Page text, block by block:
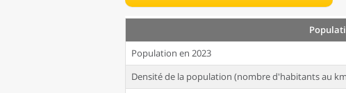
Population en 2023
Densité de la population (nombre d'habitants au